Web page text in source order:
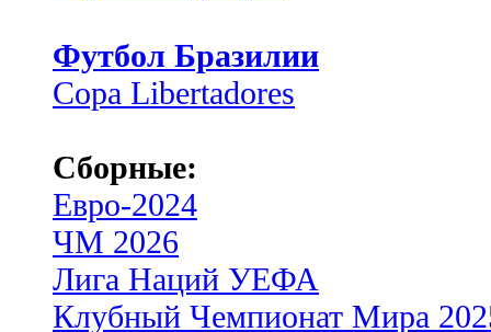
Футбол Бразилии
Copa Libertadores
Сборные:
Евро-2024
ЧМ 2026
Лига Наций УЕФА
Клубный Чемпионат Мира